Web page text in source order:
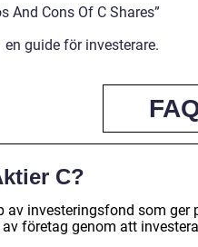
And Cons Of C Shares”
guide för investerare.
C?
av investeringsfond som
företag genom att